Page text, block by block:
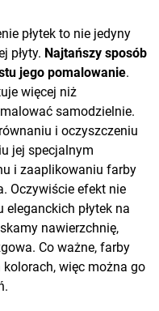
płytek to nie jedyny
płyty. Najtańszy sposób
jego pomalowanie.
więcej niż
samodzielnie.
i oczyszczeniu
jej specjalnym
i zaaplikowaniu farby
Oczywiście efekt nie
płytek na
nawierzchnię,
Co ważne, farby
więc można go